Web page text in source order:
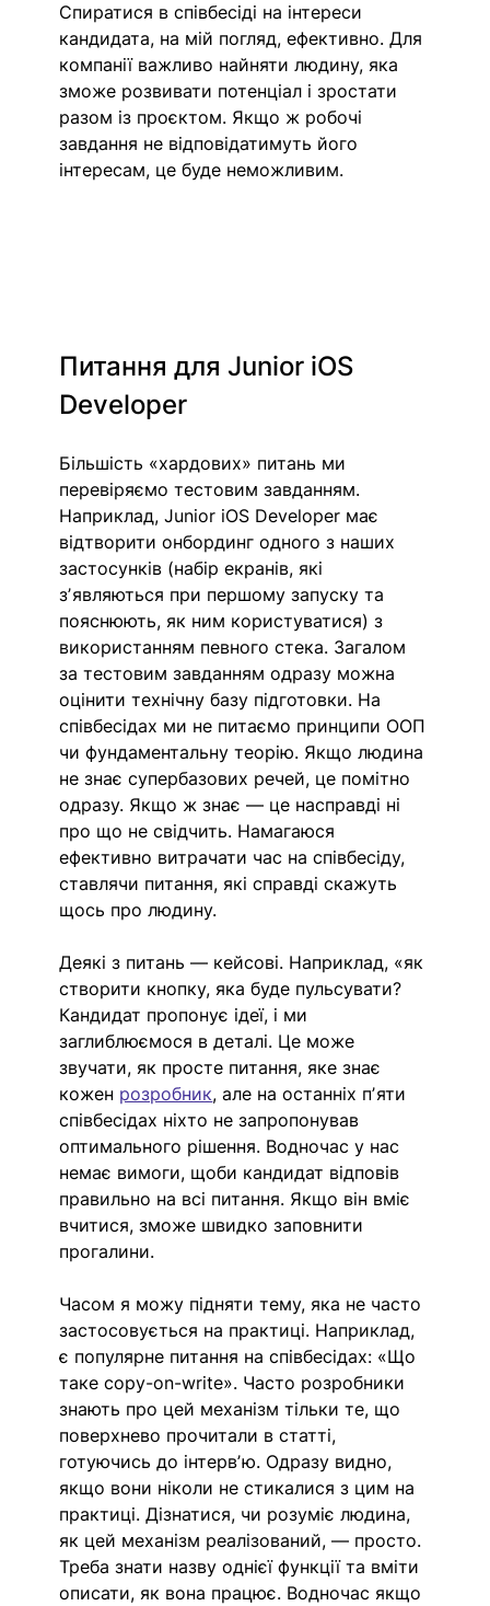
Спиратися в співбесіді на інтереси
кандидата, на мій погляд, ефективно. Для
компанії важливо найняти людину, яка
зможе розвивати потенціал і зростати
разом із проєктом. Якщо ж робочі
завдання не відповідатимуть його
інтересам, це буде неможливим.
Питання для Junior iOS
Developer
Більшість «хардових» питань ми
перевіряємо тестовим завданням.
Наприклад, Junior iOS Developer має
відтворити онбординг одного з наших
застосунків (набір екранів, які
зʼявляються при першому запуску та
пояснюють, як ним користуватися) з
використанням певного стека. Загалом
за тестовим завданням одразу можна
оцінити технічну базу підготовки. На
співбесідах ми не питаємо принципи ООП
чи фундаментальну теорію. Якщо людина
не знає супербазових речей, це помітно
одразу. Якщо ж знає — це насправді ні
про що не свідчить. Намагаюся
ефективно витрачати час на співбесіду,
ставлячи питання, які справді скажуть
щось про людину.
Деякі з питань — кейсові. Наприклад, «як
створити кнопку, яка буде пульсувати?
Кандидат пропонує ідеї, і ми
заглиблюємося в деталі. Це може
звучати, як просте питання, яке знає
кожен розробник, але на останніх пʼяти
співбесідах ніхто не запропонував
оптимального рішення. Водночас у нас
немає вимоги, щоби кандидат відповів
правильно на всі питання. Якщо він вміє
вчитися, зможе швидко заповнити
прогалини.
Часом я можу підняти тему, яка не часто
застосовується на практиці. Наприклад,
є популярне питання на співбесідах: «Що
таке copy-on-write». Часто розробники
знають про цей механізм тільки те, що
поверхнево прочитали в статті,
готуючись до інтервʼю. Одразу видно,
якщо вони ніколи не стикалися з цим на
практиці. Дізнатися, чи розуміє людина,
як цей механізм реалізований, — просто.
Треба знати назву однієї функції та вміти
описати, як вона працює. Водночас якщо